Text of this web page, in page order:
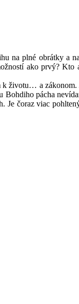
na plné obrátky a
ako prvý?
k životu… a
Bohdiho pácha
Je čoraz viac